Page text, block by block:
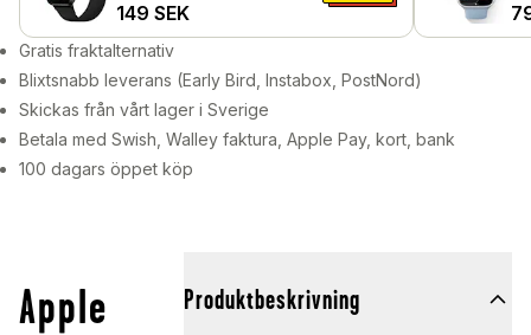
149 SEK
Gratis fraktalternativ
Blixtsnabb leverans (Early Bird, Instabox, PostNord)
Skickas från vårt lager i Sverige
Betala med Swish, Walley faktura, Apple Pay, kort, bank
100 dagars öppet köp
Apple
Produktbeskrivning